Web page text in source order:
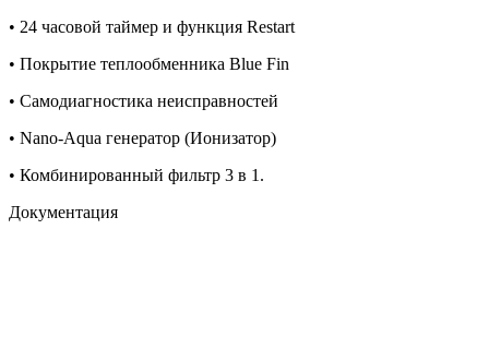
• 24 часовой таймер и функция Restart
• Покрытие теплообменника Blue Fin
• Самодиагностика неисправностей
• Nano-Aqua генератор (Ионизатор)
• Комбинированный фильтр 3 в 1.
Документация